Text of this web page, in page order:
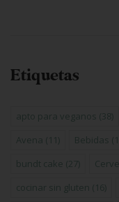
Etiquetas
apto para veganos (38)
Avena (11) Bebidas
bundt cake (27)
cocinar sin gluten (16)